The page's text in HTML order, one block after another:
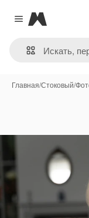
Close menu
Magnific
Главная/Стоковый/